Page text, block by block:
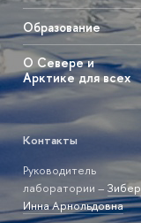
Образование
О Севере и
Арктике для всех
Контакты
Руководитель
лаборатории – Зибер
Инна Арнольдовна